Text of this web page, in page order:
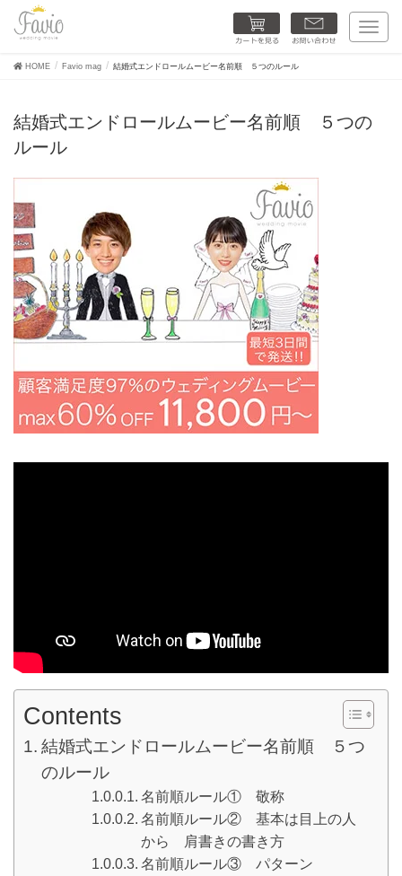
T
o
n
お問い合わせ
カートを見る
HOME Favio mag 結婚式エンドロールムービー名前順 ５つのルール
結婚式エンドロールムービー名前順 ５つの
ルール
Contents
結婚式エンドロールムービー名前順 ５つ
のルール
名前順ルール① 敬称
名前順ルール② 基本は目上の人
から 肩書きの書き方
名前順ルール③ パターン